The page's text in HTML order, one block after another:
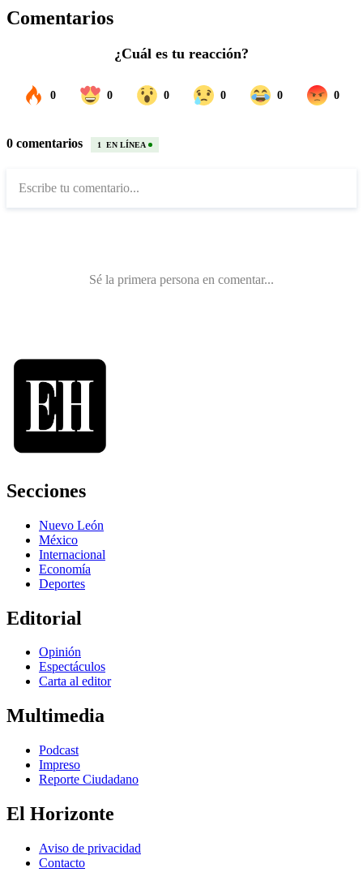
Comentarios
Secciones
Nuevo León
México
Internacional
Economía
Deportes
Editorial
Opinión
Espectáculos
Carta al editor
Multimedia
Podcast
Impreso
Reporte Ciudadano
El Horizonte
Aviso de privacidad
Contacto